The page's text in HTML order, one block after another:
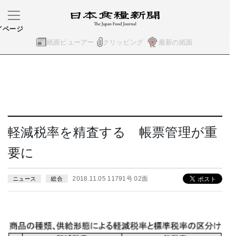
紙面ビューアー クリッピング 最新の紙面
ページ
軽減税率を精査する 帳票管理が重
要に
ニュース 総合 2018.11.05 11791号 02面